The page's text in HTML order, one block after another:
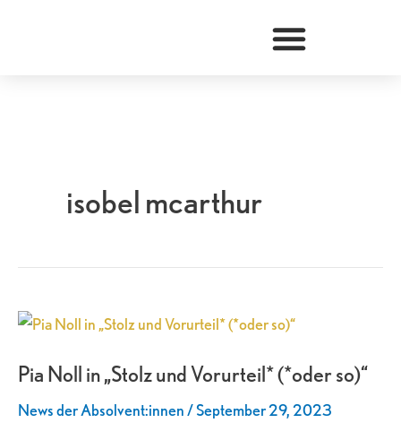
isobel mcarthur
Pia Noll in „Stolz und Vorurteil* (*oder so)“
News der Absolvent:innen/September 29, 2023
Pia
in